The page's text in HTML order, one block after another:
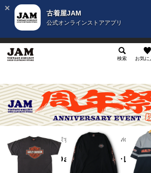
古着屋JAM
公式オンラインストアアプリ
検索 お気に
ブランドから探す H Harley-Davidson／
Harley-Davidson／ハーレーダ